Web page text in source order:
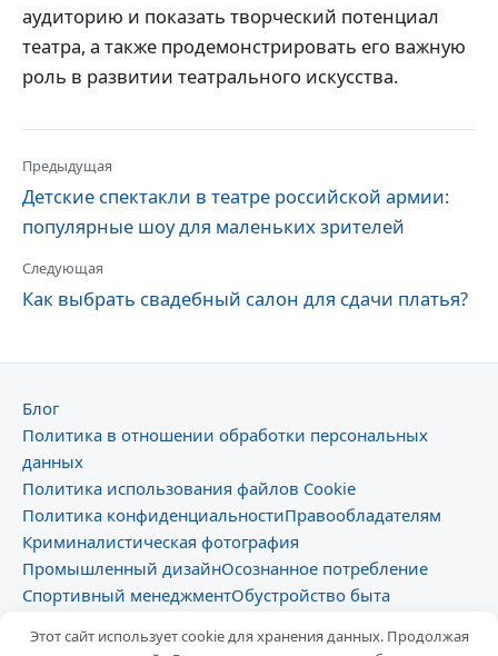
аудиторию и показать творческий потенциал
театра, а также продемонстрировать его важную
роль в развитии театрального искусства.
Предыдущая
Детские спектакли в театре российской армии:
популярные шоу для маленьких зрителей
Следующая
Как выбрать свадебный салон для сдачи платья?
Блог
Политика в отношении обработки персональных
данных
Политика использования файлов Cookie
Политика конфиденциальностиПравообладателям
Криминалистическая фотография
Промышленный дизайнОсознанное потребление
Спортивный менеджментОбустройство быта
Этот сайт использует cookie для хранения данных. Продолжая